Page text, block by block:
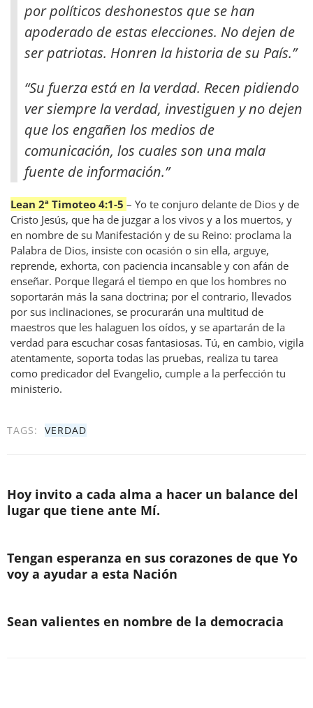
por políticos deshonestos que se han
apoderado de estas elecciones. No dejen de
ser patriotas. Honren la historia de su País.”
“Su fuerza está en la verdad. Recen pidiendo
ver siempre la verdad, investiguen y no dejen
que los engañen los medios de
comunicación, los cuales son una mala
fuente de información.”
Lean 2ª Timoteo 4:1-5 – Yo te conjuro delante de Dios y de
Cristo Jesús, que ha de juzgar a los vivos y a los muertos, y
en nombre de su Manifestación y de su Reino: proclama la
Palabra de Dios, insiste con ocasión o sin ella, arguye,
reprende, exhorta, con paciencia incansable y con afán de
enseñar. Porque llegará el tiempo en que los hombres no
soportarán más la sana doctrina; por el contrario, llevados
por sus inclinaciones, se procurarán una multitud de
maestros que les halaguen los oídos, y se apartarán de la
verdad para escuchar cosas fantasiosas. Tú, en cambio, vigila
atentamente, soporta todas las pruebas, realiza tu tarea
como predicador del Evangelio, cumple a la perfección tu
ministerio.
TAGS: VERDAD
Hoy invito a cada alma a hacer un balance del
lugar que tiene ante Mí.
Tengan esperanza en sus corazones de que Yo
voy a ayudar a esta Nación
Sean valientes en nombre de la democracia